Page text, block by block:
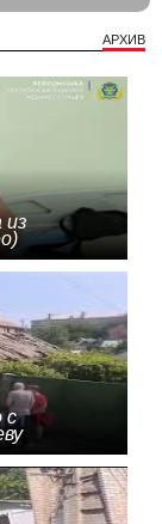
АРХИВ
из
с